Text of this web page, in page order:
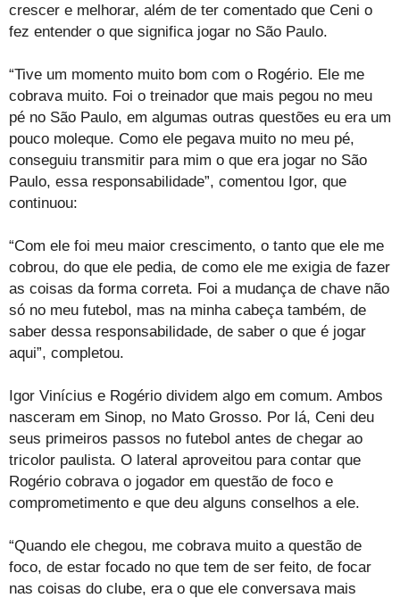
crescer e melhorar, além de ter comentado que Ceni o
fez entender o que significa jogar no São Paulo.
“Tive um momento muito bom com o Rogério. Ele me
cobrava muito. Foi o treinador que mais pegou no meu
pé no São Paulo, em algumas outras questões eu era um
pouco moleque. Como ele pegava muito no meu pé,
conseguiu transmitir para mim o que era jogar no São
Paulo, essa responsabilidade”, comentou Igor, que
continuou:
“Com ele foi meu maior crescimento, o tanto que ele me
cobrou, do que ele pedia, de como ele me exigia de fazer
as coisas da forma correta. Foi a mudança de chave não
só no meu futebol, mas na minha cabeça também, de
saber dessa responsabilidade, de saber o que é jogar
aqui”, completou.
Igor Vinícius e Rogério dividem algo em comum. Ambos
nasceram em Sinop, no Mato Grosso. Por lá, Ceni deu
seus primeiros passos no futebol antes de chegar ao
tricolor paulista. O lateral aproveitou para contar que
Rogério cobrava o jogador em questão de foco e
comprometimento e que deu alguns conselhos a ele.
“Quando ele chegou, me cobrava muito a questão de
foco, de estar focado no que tem de ser feito, de focar
nas coisas do clube, era o que ele conversava mais